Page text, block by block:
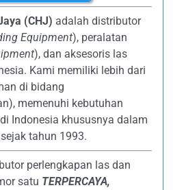
(CHJ) adalah distributor
Equipment), peralatan
), dan aksesoris las
Kami memiliki lebih dari
di bidang
memenuhi kebutuhan
Indonesia khususnya dalam
tahun 1993.
perlengkapan las dan
satu TERPERCAYA,